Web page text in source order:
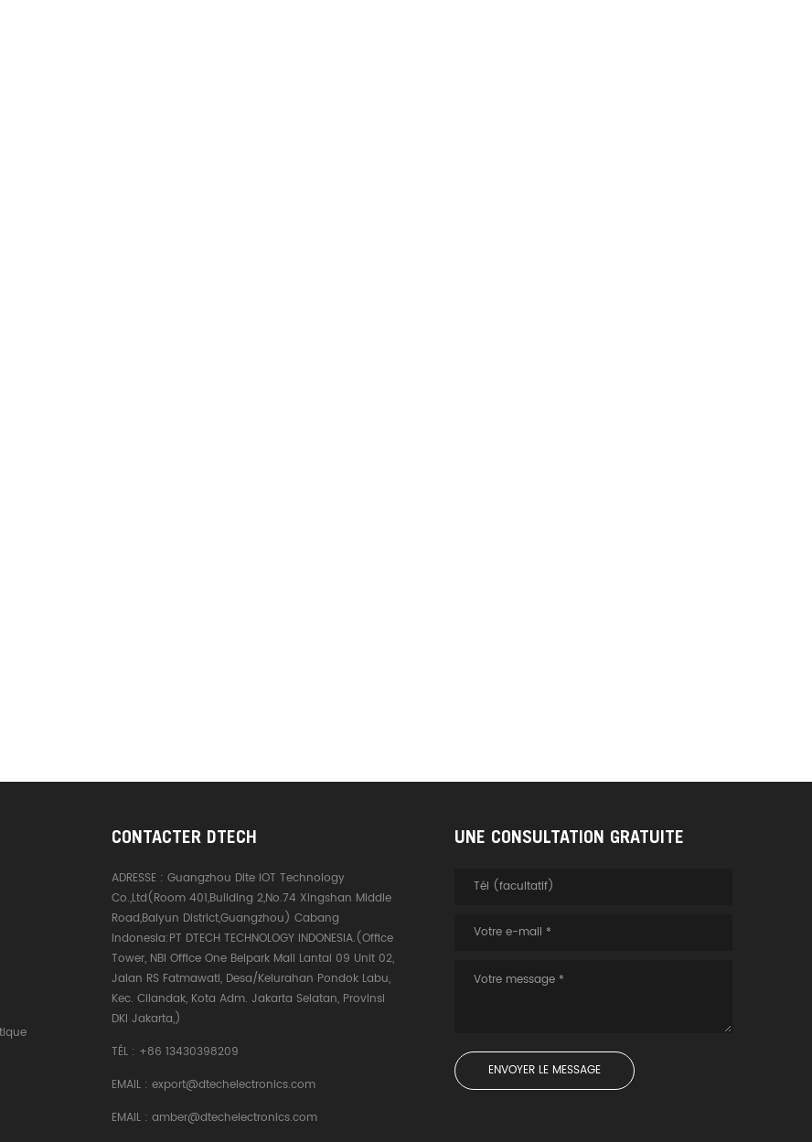
CONTACTER DTECH
ADRESSE :Guangzhou Dite IOT Technology
Co.,Ltd(Room 401,Building 2,No.74 Xingshan Middle
Road,Baiyun District,Guangzhou) Cabang
Indonesia:PT DTECH TECHNOLOGY INDONESIA.(Office
Tower, NBI Office One Belpark Mall Lantai 09 Unit 02,
Jalan RS Fatmawati, Desa/Kelurahan Pondok Labu,
Kec. Cilandak, Kota Adm. Jakarta Selatan, Provinsi
DKI Jakarta,)
TÉL : +86 13430398209
EMAIL :export@dtechelectronics.com
EMAIL :amber@dtechelectronics.com
UNE CONSULTATION GRATUITE